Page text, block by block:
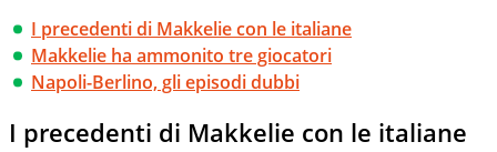
I precedenti di Makkelie con le italiane
Makkelie ha ammonito tre giocatori
Napoli-Berlino, gli episodi dubbi
I precedenti di Makkelie con le italiane